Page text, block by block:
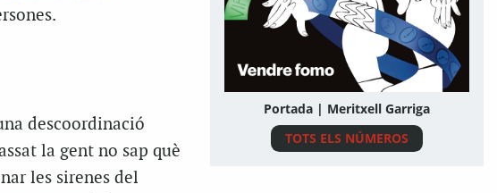
descoordinació
la gent no sap què
les sirenes del
Portada | Meritxell Garriga
TOTS ELS NÚMEROS